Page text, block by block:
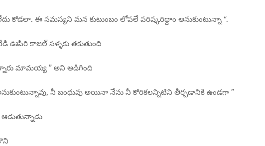
కోడలా. ఈ సమస్యని మన కుటుంబం లోపలే పరిష్కరిద్దాం అనుకుంటున్నా “.
ఊపిరి కాజల్ సళ్ళకు తకుతుంది
మామయ్య ” అని అడిగింది
నీ బంధువు అయినా నేను నీ కోరికలన్నిటిని తీర్చడానికి ఉండగా ”